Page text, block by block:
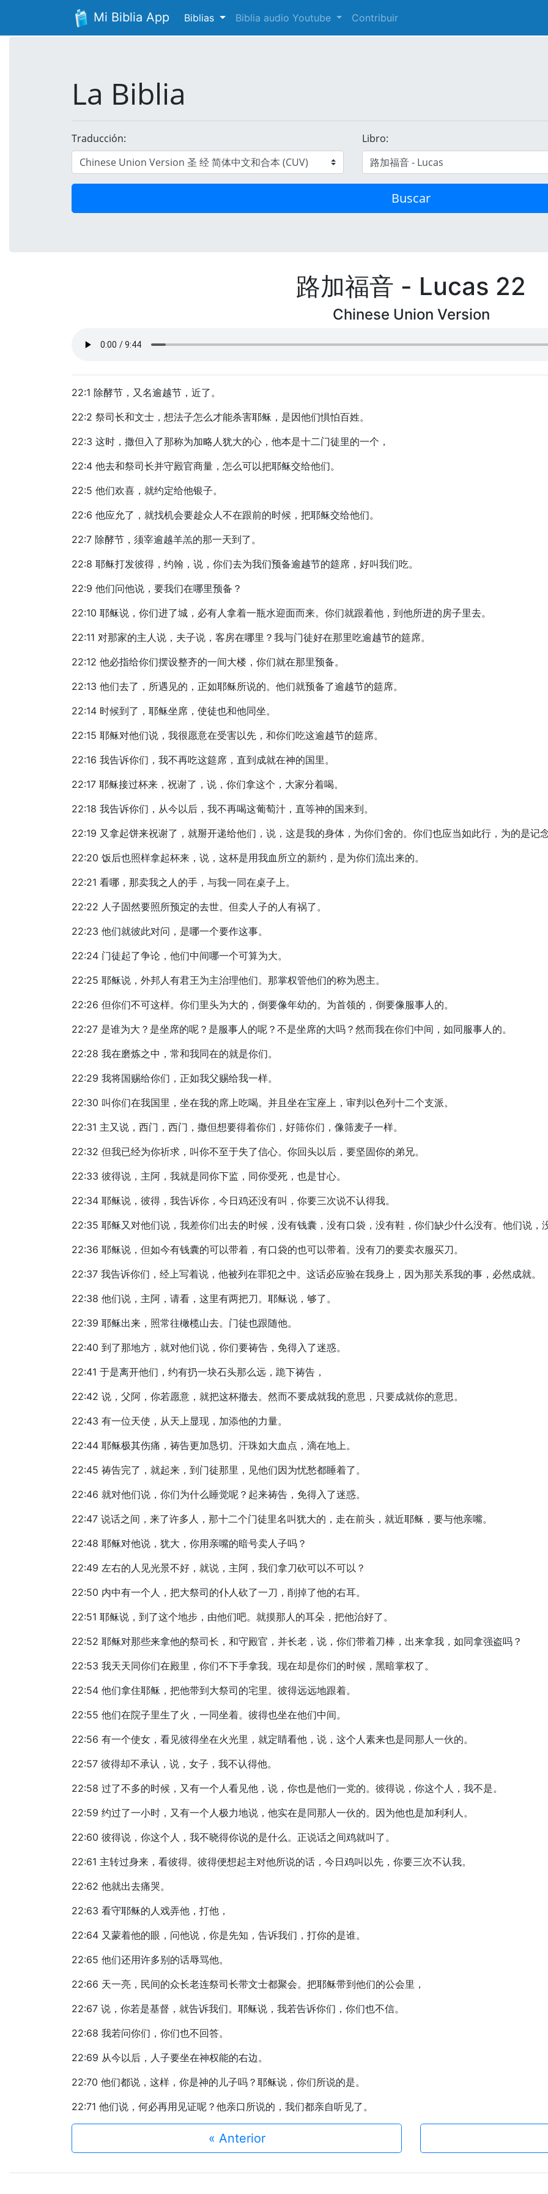
Mi Biblia App Biblias Biblia audio Youtube Contribuir
La Biblia
Traducción: Libro:
Buscar
路加福音 - Lucas 22
Chinese Union Version
22:1 除酵节，又名逾越节，近了。
22:2 祭司长和文士，想法子怎么才能杀害耶稣，是因他们惧怕百姓。
22:3 这时，撒但入了那称为加略人犹大的心，他本是十二门徒里的一个，
22:4 他去和祭司长并守殿官商量，怎么可以把耶稣交给他们。
22:5 他们欢喜，就约定给他银子。
22:6 他应允了，就找机会要趁众人不在跟前的时候，把耶稣交给他们。
22:7 除酵节，须宰逾越羊羔的那一天到了。
22:8 耶稣打发彼得，约翰，说，你们去为我们预备逾越节的筵席，好叫我们吃。
22:9 他们问他说，要我们在哪里预备？
22:10 耶稣说，你们进了城，必有人拿着一瓶水迎面而来。你们就跟着他，到他所进的房子里去。
22:11 对那家的主人说，夫子说，客房在哪里？我与门徒好在那里吃逾越节的筵席。
22:12 他必指给你们摆设整齐的一间大楼，你们就在那里预备。
22:13 他们去了，所遇见的，正如耶稣所说的。他们就预备了逾越节的筵席。
22:14 时候到了，耶稣坐席，使徒也和他同坐。
22:15 耶稣对他们说，我很愿意在受害以先，和你们吃这逾越节的筵席。
22:16 我告诉你们，我不再吃这筵席，直到成就在神的国里。
22:17 耶稣接过杯来，祝谢了，说，你们拿这个，大家分着喝。
22:18 我告诉你们，从今以后，我不再喝这葡萄汁，直等神的国来到。
22:19 又拿起饼来祝谢了，就掰开递给他们，说，这是我的身体，为你们舍的。你们也应当如此行，为的是记
22:20 饭后也照样拿起杯来，说，这杯是用我血所立的新约，是为你们流出来的。
22:21 看哪，那卖我之人的手，与我一同在桌子上。
22:22 人子固然要照所预定的去世。但卖人子的人有祸了。
22:23 他们就彼此对问，是哪一个要作这事。
22:24 门徒起了争论，他们中间哪一个可算为大。
22:25 耶稣说，外邦人有君王为主治理他们。那掌权管他们的称为恩主。
22:26 但你们不可这样。你们里头为大的，倒要像年幼的。为首领的，倒要像服事人的。
22:27 是谁为大？是坐席的呢？是服事人的呢？不是坐席的大吗？然而我在你们中间，如同服事人的。
22:28 我在磨炼之中，常和我同在的就是你们。
22:29 我将国赐给你们，正如我父赐给我一样。
22:30 叫你们在我国里，坐在我的席上吃喝。并且坐在宝座上，审判以色列十二个支派。
22:31 主又说，西门，西门，撒但想要得着你们，好筛你们，像筛麦子一样。
22:32 但我已经为你祈求，叫你不至于失了信心。你回头以后，要坚固你的弟兄。
22:33 彼得说，主阿，我就是同你下监，同你受死，也是甘心。
22:34 耶稣说，彼得，我告诉你，今日鸡还没有叫，你要三次说不认得我。
22:35 耶稣又对他们说，我差你们出去的时候，没有钱囊，没有口袋，没有鞋，你们缺少什么没有。他们说，
22:36 耶稣说，但如今有钱囊的可以带着，有口袋的也可以带着。没有刀的要卖衣服买刀。
22:37 我告诉你们，经上写着说，他被列在罪犯之中。这话必应验在我身上，因为那关系我的事，必然成就。
22:38 他们说，主阿，请看，这里有两把刀。耶稣说，够了。
22:39 耶稣出来，照常往橄榄山去。门徒也跟随他。
22:40 到了那地方，就对他们说，你们要祷告，免得入了迷惑。
22:41 于是离开他们，约有扔一块石头那么远，跪下祷告，
22:42 说，父阿，你若愿意，就把这杯撤去。然而不要成就我的意思，只要成就你的意思。
22:43 有一位天使，从天上显现，加添他的力量。
22:44 耶稣极其伤痛，祷告更加恳切。汗珠如大血点，滴在地上。
22:45 祷告完了，就起来，到门徒那里，见他们因为忧愁都睡着了。
22:46 就对他们说，你们为什么睡觉呢？起来祷告，免得入了迷惑。
22:47 说话之间，来了许多人，那十二个门徒里名叫犹大的，走在前头，就近耶稣，要与他亲嘴。
22:48 耶稣对他说，犹大，你用亲嘴的暗号卖人子吗？
22:49 左右的人见光景不好，就说，主阿，我们拿刀砍可以不可以？
22:50 内中有一个人，把大祭司的仆人砍了一刀，削掉了他的右耳。
22:51 耶稣说，到了这个地步，由他们吧。就摸那人的耳朵，把他治好了。
22:52 耶稣对那些来拿他的祭司长，和守殿官，并长老，说，你们带着刀棒，出来拿我，如同拿强盗吗？
22:53 我天天同你们在殿里，你们不下手拿我。现在却是你们的时候，黑暗掌权了。
22:54 他们拿住耶稣，把他带到大祭司的宅里。彼得远远地跟着。
22:55 他们在院子里生了火，一同坐着。彼得也坐在他们中间。
22:56 有一个使女，看见彼得坐在火光里，就定睛看他，说，这个人素来也是同那人一伙的。
22:57 彼得却不承认，说，女子，我不认得他。
22:58 过了不多的时候，又有一个人看见他，说，你也是他们一党的。彼得说，你这个人，我不是。
22:59 约过了一小时，又有一个人极力地说，他实在是同那人一伙的。因为他也是加利利人。
22:60 彼得说，你这个人，我不晓得你说的是什么。正说话之间鸡就叫了。
22:61 主转过身来，看彼得。彼得便想起主对他所说的话，今日鸡叫以先，你要三次不认我。
22:62 他就出去痛哭。
22:63 看守耶稣的人戏弄他，打他，
22:64 又蒙着他的眼，问他说，你是先知，告诉我们，打你的是谁。
22:65 他们还用许多别的话辱骂他。
22:66 天一亮，民间的众长老连祭司长带文士都聚会。把耶稣带到他们的公会里，
22:67 说，你若是基督，就告诉我们。耶稣说，我若告诉你们，你们也不信。
22:68 我若问你们，你们也不回答。
22:69 从今以后，人子要坐在神权能的右边。
22:70 他们都说，这样，你是神的儿子吗？耶稣说，你们所说的是。
22:71 他们说，何必再用见证呢？他亲口所说的，我们都亲自听见了。
« Anterior